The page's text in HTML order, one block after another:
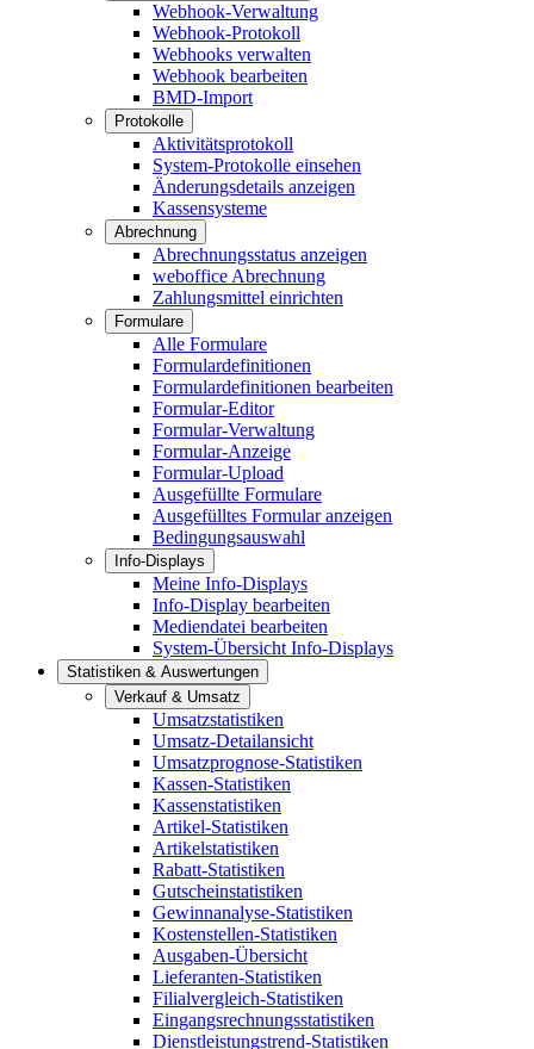
Webhook-Verwaltung
Webhook-Protokoll
Webhooks verwalten
Webhook bearbeiten
BMD-Import
Protokolle
Aktivitätsprotokoll
System-Protokolle einsehen
Änderungsdetails anzeigen
Kassensysteme
Abrechnung
Abrechnungsstatus anzeigen
weboffice Abrechnung
Zahlungsmittel einrichten
Formulare
Alle Formulare
Formulardefinitionen
Formulardefinitionen bearbeiten
Formular-Editor
Formular-Verwaltung
Formular-Anzeige
Formular-Upload
Ausgefüllte Formulare
Ausgefülltes Formular anzeigen
Bedingungsauswahl
Info-Displays
Meine Info-Displays
Info-Display bearbeiten
Mediendatei bearbeiten
System-Übersicht Info-Displays
Statistiken & Auswertungen
Verkauf & Umsatz
Umsatzstatistiken
Umsatz-Detailansicht
Umsatzprognose-Statistiken
Kassen-Statistiken
Kassenstatistiken
Artikel-Statistiken
Artikelstatistiken
Rabatt-Statistiken
Gutscheinstatistiken
Gewinnanalyse-Statistiken
Kostenstellen-Statistiken
Ausgaben-Übersicht
Lieferanten-Statistiken
Filialvergleich-Statistiken
Eingangsrechnungsstatistiken
Dienstleistungstrend-Statistiken